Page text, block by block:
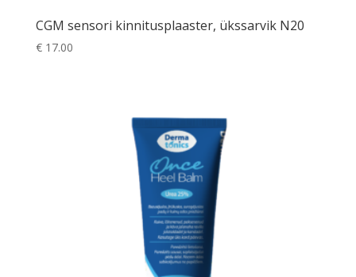
CGM sensori kinnitusplaaster, ükssarvik N20
€17.00